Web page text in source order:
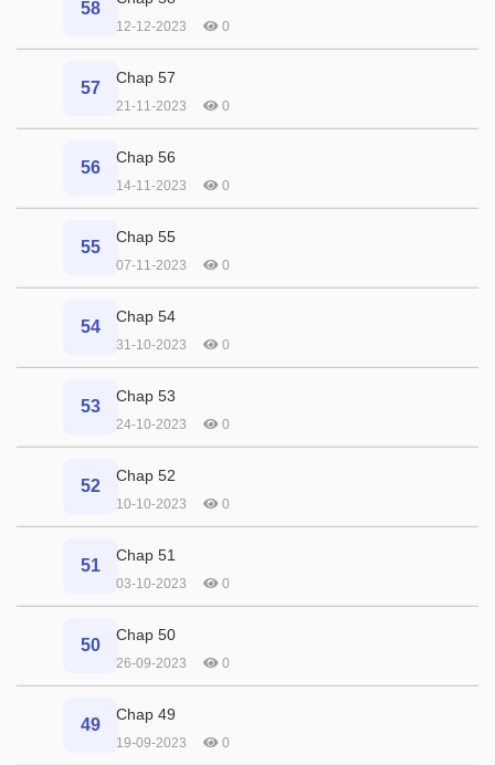
58
12-12-2023 0
57
Chap 57
21-11-2023 0
56
Chap 56
14-11-2023 0
55
Chap 55
07-11-2023 0
54
Chap 54
31-10-2023 0
53
Chap 53
24-10-2023 0
52
Chap 52
10-10-2023 0
51
Chap 51
03-10-2023 0
50
Chap 50
26-09-2023 0
49
Chap 49
19-09-2023 0